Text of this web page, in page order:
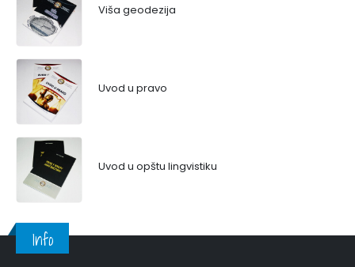
Viša geodezija
Uvod u pravo
Uvod u opštu lingvistiku
Info